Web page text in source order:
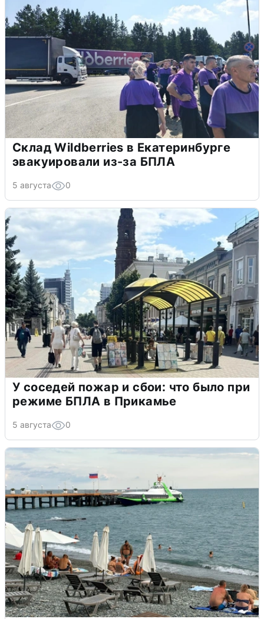
Склад Wildberries в Екатеринбурге
эвакуировали из-за БПЛА
5 августа 0
У соседей пожар и сбои: что было при
режиме БПЛА в Прикамье
5 августа 0